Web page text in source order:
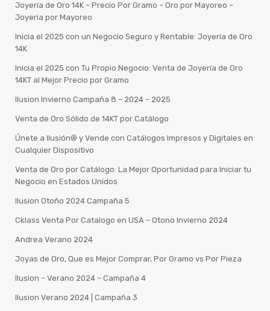
Joyería de Oro 14K – Precio Por Gramo – Oro por Mayoreo –
Joyeria por Mayoreo
Inicia el 2025 con un Negocio Seguro y Rentable: Joyería de Oro
14K
Inicia el 2025 con Tu Propio Negocio: Venta de Joyería de Oro
14KT al Mejor Precio por Gramo
Ilusion Invierno Campaña 8 – 2024 – 2025
Venta de Oro Sólido de 14KT por Catálogo
Únete a Ilusión® y Vende con Catálogos Impresos y Digitales en
Cualquier Dispositivo
Venta de Oro por Catálogo: La Mejor Oportunidad para Iniciar tu
Negocio en Estados Unidos
Ilusion Otoño 2024 Campaña 5
Cklass Venta Por Catalogo en USA – Otono Invierno 2024
Andrea Verano 2024
Joyas de Oro, Que es Mejor Comprar, Por Gramo vs Por Pieza
Ilusion – Verano 2024 – Campaña 4
Ilusion Verano 2024 | Campaña 3